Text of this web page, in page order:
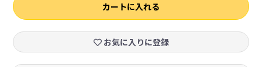
カートに入れる
お気に入りに登録